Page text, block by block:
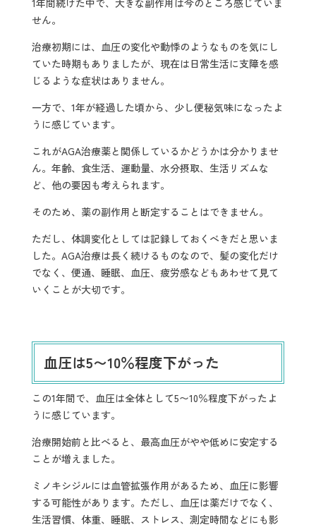
1年間続けた中で、大きな副作用は今のところ感じていま
せん。
治療初期には、血圧の変化や動悸のようなものを気にし
ていた時期もありましたが、現在は日常生活に支障を感
じるような症状はありません。
一方で、1年が経過した頃から、少し便秘気味になったよ
うに感じています。
これがAGA治療薬と関係しているかどうかは分かりませ
ん。年齢、食生活、運動量、水分摂取、生活リズムな
ど、他の要因も考えられます。
そのため、薬の副作用と断定することはできません。
ただし、体調変化としては記録しておくべきだと思いま
した。AGA治療は長く続けるものなので、髪の変化だけ
でなく、便通、睡眠、血圧、疲労感などもあわせて見て
いくことが大切です。
血圧は5〜10％程度下がった
この1年間で、血圧は全体として5〜10％程度下がったよ
うに感じています。
治療開始前と比べると、最高血圧がやや低めに安定する
ことが増えました。
ミノキシジルには血管拡張作用があるため、血圧に影響
する可能性があります。ただし、血圧は薬だけでなく、
生活習慣、体重、睡眠、ストレス、測定時間などにも影